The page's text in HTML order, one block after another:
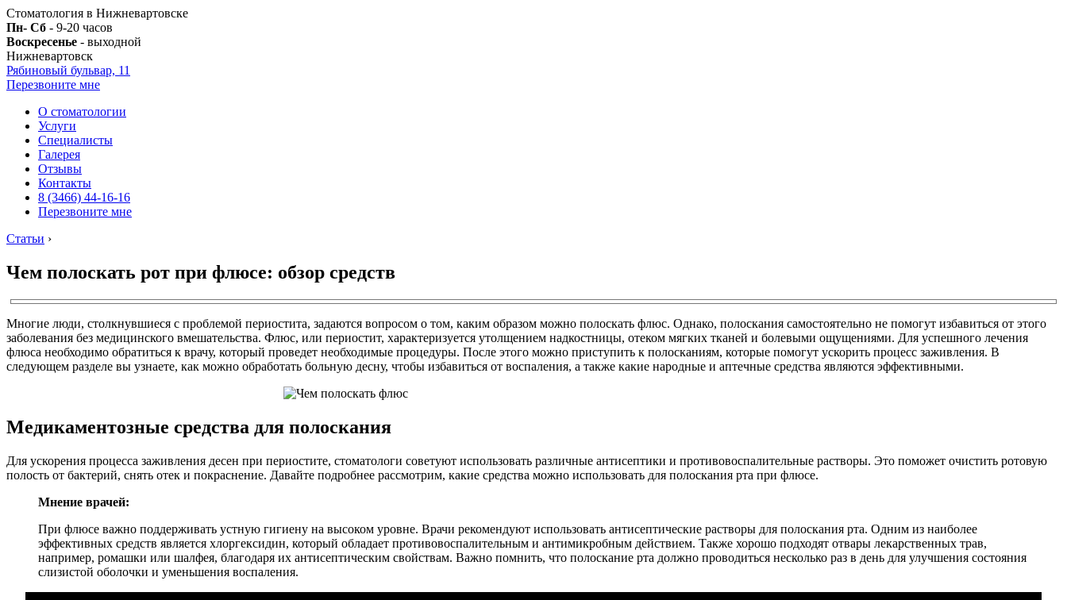
Стоматология в Нижневартовске
Пн- Сб - 9-20 часов
Воскресенье - выходной
Нижневартовск
Рябиновый бульвар, 11
Перезвоните мне
О стоматологии
Услуги
Специалисты
Галерея
Отзывы
Контакты
8 (3466) 44-16-16
Перезвоните мне
Статьи ›
Чем полоскать рот при флюсе: обзор средств
Многие люди, столкнувшиеся с проблемой периостита, задаются вопросом о том, каким образом можно полоскать флюс. Однако, полоскания самостоятельно не помогут избавиться от этого
заболевания без медицинского вмешательства. Флюс, или периостит, характеризуется утолщением надкостницы, отеком мягких тканей и болевыми ощущениями. Для успешного лечения
флюса необходимо обратиться к врачу, который проведет необходимые процедуры. После этого можно приступить к полосканиям, которые помогут ускорить процесс заживления. В
следующем разделе вы узнаете, как можно обработать больную десну, чтобы избавиться от воспаления, а также какие народные и аптечные средства являются эффективными.
Медикаментозные средства для полоскания
Для ускорения процесса заживления десен при периостите, стоматологи советуют использовать различные антисептики и противовоспалительные растворы. Это поможет очистить ротовую
полость от бактерий, снять отек и покраснение. Давайте подробнее рассмотрим, какие средства можно использовать для полоскания рта при флюсе.
Мнение врачей:
При флюсе важно поддерживать устную гигиену на высоком уровне. Врачи рекомендуют использовать антисептические растворы для полоскания рта. Одним из наиболее
эффективных средств является хлоргексидин, который обладает противовоспалительным и антимикробным действием. Также хорошо подходят отвары лекарственных трав,
например, ромашки или шалфея, благодаря их антисептическим свойствам. Важно помнить, что полоскание рта должно проводиться несколько раз в день для улучшения состояния
слизистой оболочки и уменьшения воспаления.